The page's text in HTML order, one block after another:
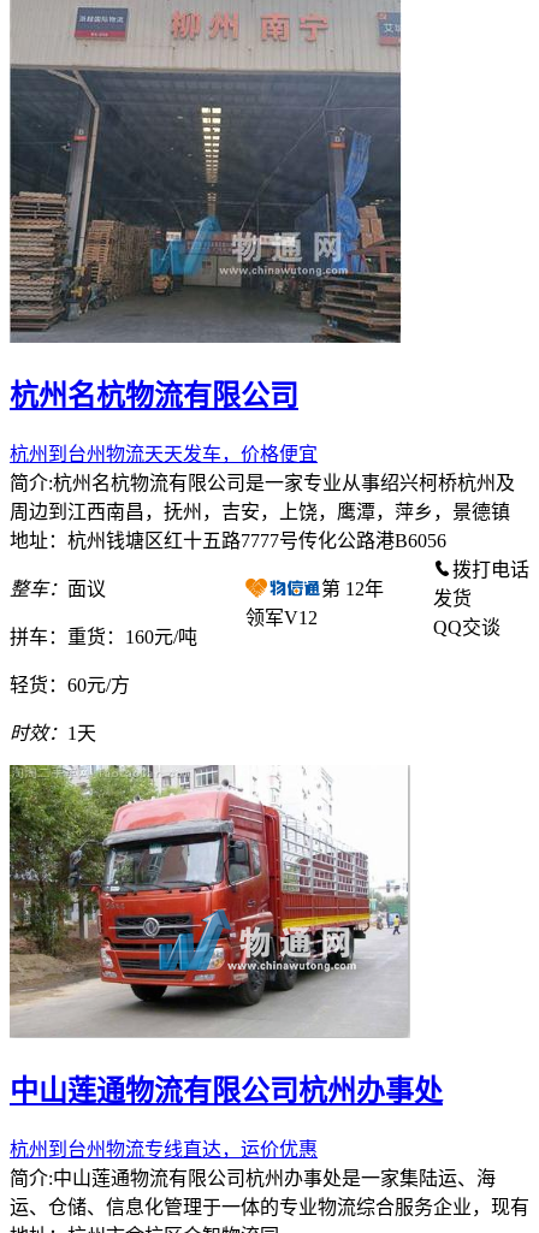
杭州名杭物流有限公司
杭州到台州物流天天发车，价格便宜
简介:杭州名杭物流有限公司是一家专业从事绍兴柯桥杭州及
周边到江西南昌，抚州，吉安，上饶，鹰潭，萍乡，景德镇
地址：杭州钱塘区红十五路7777号传化公路港B6056
整车： 面议
拼车： 重货：160元/吨
轻货： 60元/方
时效： 1天
第 12年
领军V12
拨打电话
发货
QQ交谈
中山莲通物流有限公司杭州办事处
杭州到台州物流专线直达，运价优惠
简介:中山莲通物流有限公司杭州办事处是一家集陆运、海
运、仓储、信息化管理于一体的专业物流综合服务企业，现有